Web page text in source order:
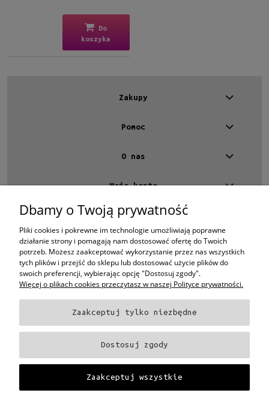
Do
koszyka
Zakupy
Pomoc
O nas
Moje konto
Kontakt
4 EYES OPTYKA -
optyk Warszawa
ul.Chmielna 4
00-020 Warszawa
woj. mazowieckie
+48 696 015 670
sklep@4eyes.pl
Oprawki i okulary Ray-BanOprawki i okulary PersolOprawki i okulary Polo
Oprawki i okulary Tom Ford Oprawki i okulary Miu Miu
Oprawki i okulary Prada
Oprawki i okulary Ray-Ban Aviator
Oprawki i okulary DiorOprawki i okulary Oliver PeoplesOprawki i okulary
Oprawki i okulary Fendi Oprawki i okulary Celine
Oprawki i okulary Dolce & Gabbana Okulary Tag Heuer
Dbamy o Twoją prywatność
Pliki cookies i pokrewne im technologie umożliwiają poprawne
działanie strony i pomagają nam dostosować ofertę do Twoich
potrzeb. Możesz zaakceptować wykorzystanie przez nas wszystkich
tych plików i przejść do sklepu lub dostosować użycie plików do
swoich preferencji, wybierając opcję "Dostosuj zgody".
Więcej o plikach cookies przeczytasz w naszej Polityce prywatności.
Zaakceptuj tylko niezbędne
Dostosuj zgody
Zaakceptuj wszystkie